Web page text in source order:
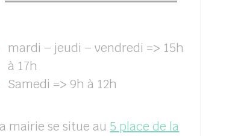
mardi – jeudi – vendredi => 15h
à 17h
Samedi => 9h à 12h
mairie se situe au 5 place de la